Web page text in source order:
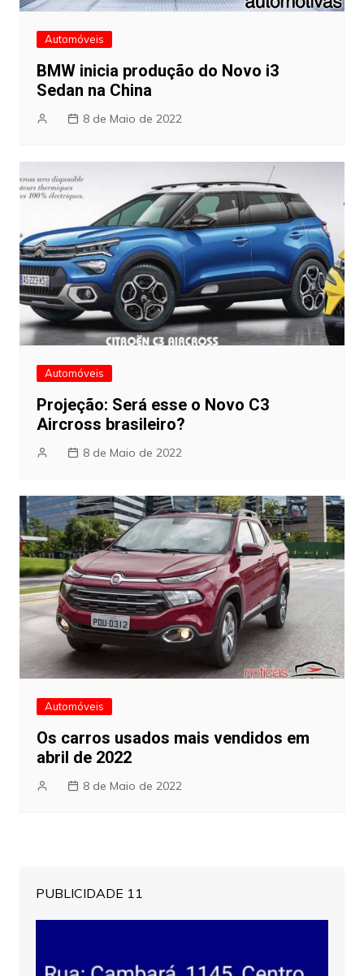
Automóveis
BMW inicia produção do Novo i3
Sedan na China
8 de Maio de 2022
Automóveis
Projeção: Será esse o Novo C3
Aircross brasileiro?
8 de Maio de 2022
Automóveis
Os carros usados mais vendidos em
abril de 2022
8 de Maio de 2022
PUBLICIDADE 11